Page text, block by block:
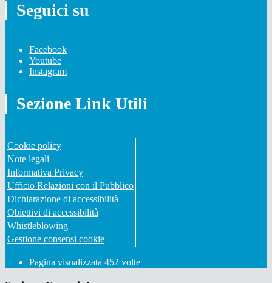
Seguici su
Facebook
Youtube
Instagram
Sezione Link Utili
Cookie policy
Note legali
Informativa Privacy
Ufficio Relazioni con il Pubblico
Dichiarazione di accessibilità
Obiettivi di accessibilità
Whistleblowing
Gestione consensi cookie
Pagina visualizzata 452 volte